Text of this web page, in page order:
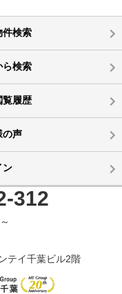
件検索
ら検索
覧履歴
の声
ン
312
テイ千葉ビル2階